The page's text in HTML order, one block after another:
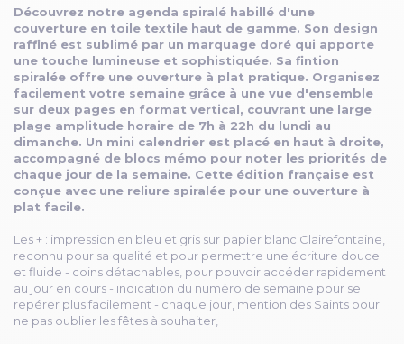
Découvrez notre agenda spiralé habillé d'une
couverture en toile textile haut de gamme. Son design
raffiné est sublimé par un marquage doré qui apporte
une touche lumineuse et sophistiquée. Sa fintion
spiralée offre une ouverture à plat pratique. Organisez
facilement votre semaine grâce à une vue d'ensemble
sur deux pages en format vertical, couvrant une large
plage amplitude horaire de 7h à 22h du lundi au
dimanche. Un mini calendrier est placé en haut à droite,
accompagné de blocs mémo pour noter les priorités de
chaque jour de la semaine. Cette édition française est
conçue avec une reliure spiralée pour une ouverture à
plat facile.
Les + : impression en bleu et gris sur papier blanc Clairefontaine,
reconnu pour sa qualité et pour permettre une écriture douce
et fluide - coins détachables, pour pouvoir accéder rapidement
au jour en cours - indication du numéro de semaine pour se
repérer plus facilement - chaque jour, mention des Saints pour
ne pas oublier les fêtes à souhaiter,